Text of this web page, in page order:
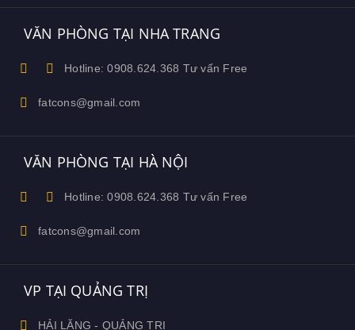
VĂN PHÒNG TẠI NHA TRANG
Hotline: 0908.624.368 Tư vấn Free
fatcons@gmail.com
VĂN PHÒNG TẠI HÀ NỘI
Hotline: 0908.624.368 Tư vấn Free
fatcons@gmail.com
VP TẠI QUẢNG TRỊ
HẢI LĂNG - QUẢNG TRỊ